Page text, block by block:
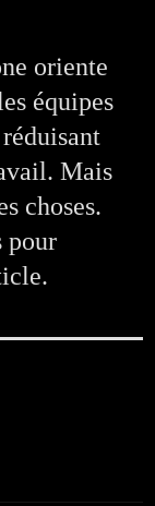
oriente
équipes
Mais
choses.
pour